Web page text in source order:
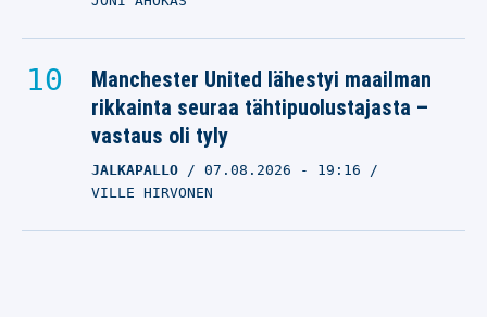
Manchester United lähestyi maailman
rikkainta seuraa tähtipuolustajasta –
vastaus oli tyly
JALKAPALLO 07.08.2026 - 19:16
VILLE HIRVONEN